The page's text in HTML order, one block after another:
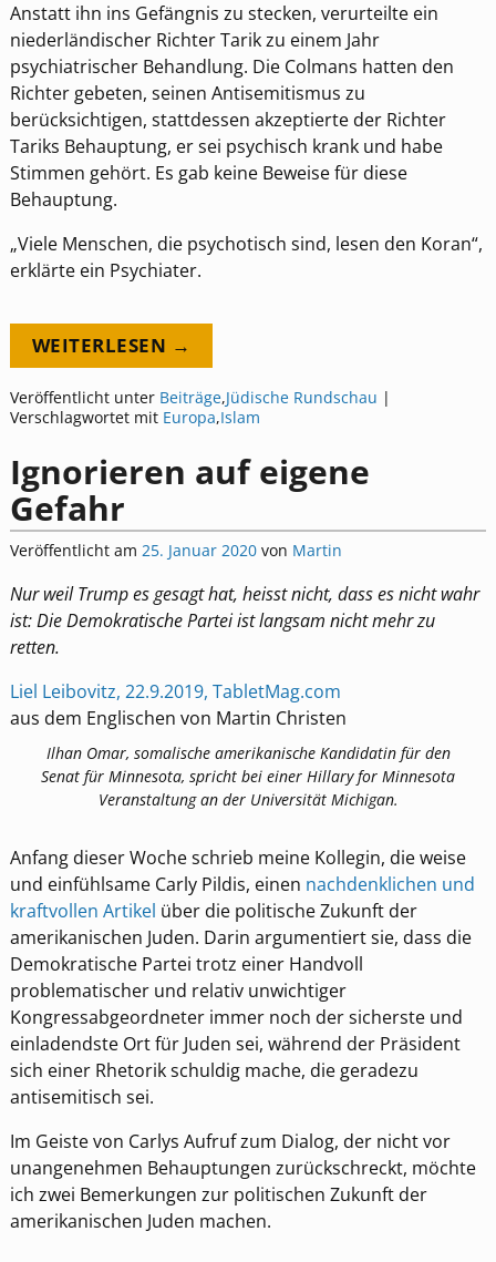
Anstatt ihn ins Gefängnis zu stecken, verurteilte ein
niederländischer Richter Tarik zu einem Jahr
psychiatrischer Behandlung. Die Colmans hatten den
Richter gebeten, seinen Antisemitismus zu
berücksichtigen, stattdessen akzeptierte der Richter
Tariks Behauptung, er sei psychisch krank und habe
Stimmen gehört. Es gab keine Beweise für diese
Behauptung.
„Viele Menschen, die psychotisch sind, lesen den Koran“,
erklärte ein Psychiater.
WEITERLESEN →
Veröffentlicht unter Beiträge,Jüdische Rundschau |
Verschlagwortet mit Europa,Islam
Ignorieren auf eigene
Gefahr
Veröffentlicht am 25. Januar 2020 von Martin
Nur weil Trump es gesagt hat, heisst nicht, dass es nicht wahr
ist: Die Demokratische Partei ist langsam nicht mehr zu
retten.
Liel Leibovitz, 22.9.2019, TabletMag.com
aus dem Englischen von Martin Christen
Ilhan Omar, somalische amerikanische Kandidatin für den
Senat für Minnesota, spricht bei einer Hillary for Minnesota
Veranstaltung an der Universität Michigan.
Anfang dieser Woche schrieb meine Kollegin, die weise
und einfühlsame Carly Pildis, einen nachdenklichen und
kraftvollen Artikel über die politische Zukunft der
amerikanischen Juden. Darin argumentiert sie, dass die
Demokratische Partei trotz einer Handvoll
problematischer und relativ unwichtiger
Kongressabgeordneter immer noch der sicherste und
einladendste Ort für Juden sei, während der Präsident
sich einer Rhetorik schuldig mache, die geradezu
antisemitisch sei.
Im Geiste von Carlys Aufruf zum Dialog, der nicht vor
unangenehmen Behauptungen zurückschreckt, möchte
ich zwei Bemerkungen zur politischen Zukunft der
amerikanischen Juden machen.